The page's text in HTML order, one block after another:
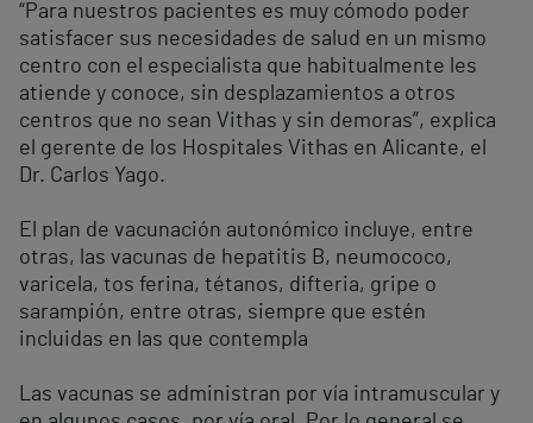
“Para nuestros pacientes es muy cómodo poder
satisfacer sus necesidades de salud en un mismo
centro con el especialista que habitualmente les
atiende y conoce, sin desplazamientos a otros
centros que no sean Vithas y sin demoras”, explica
el gerente de los Hospitales Vithas en Alicante, el
Dr. Carlos Yago.
El plan de vacunación autonómico incluye, entre
otras, las vacunas de hepatitis B, neumococo,
varicela, tos ferina, tétanos, difteria, gripe o
sarampión, entre otras, siempre que estén
incluidas en las que contempla
Las vacunas se administran por vía intramuscular y